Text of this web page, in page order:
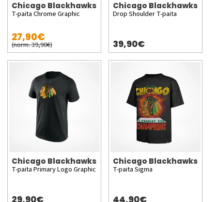
Chicago Blackhawks
T-paita Chrome Graphic
27,90€
(norm. 39,90€)
Chicago Blackhawks
Drop Shoulder T-paita
39,90€
Chicago Blackhawks
T-paita Primary Logo Graphic
Chicago Blackhawks
T-paita Sigma